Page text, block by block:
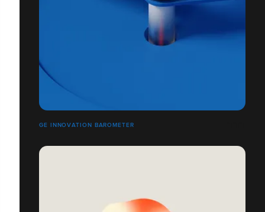
GE INNOVATION BAROMETER